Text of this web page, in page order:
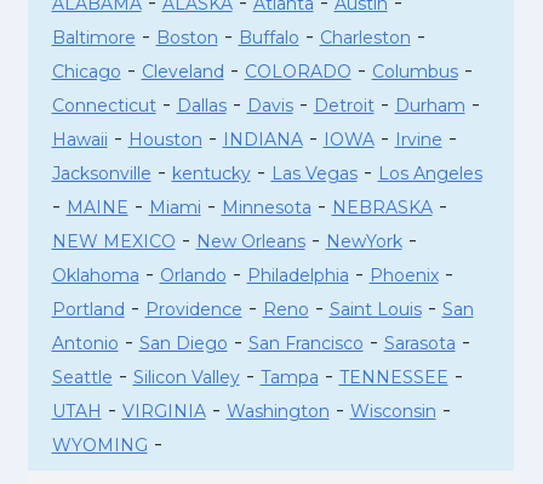
Baltimore - Boston - Buffalo - Charleston -
Chicago - Cleveland - COLORADO - Columbus-
Connecticut- Dallas- Davis- Detroit- Durham -
Hawaii - Houston - INDIANA- IOWA- Irvine -
Jacksonville - kentucky- Las Vegas- Los Angeles
- MAINE - Miami - Minnesota - NEBRASKA-
NEW MEXICO - New Orleans- NewYork-
Oklahoma - Orlando - Philadelphia - Phoenix-
Portland - Providence - Reno - Saint Louis- San
Antonio - San Diego - San Francisco - Sarasota -
Seattle - Silicon Valley- Tampa - TENNESSEE -
UTAH - VIRGINIA- Washington - Wisconsin -
WYOMING -